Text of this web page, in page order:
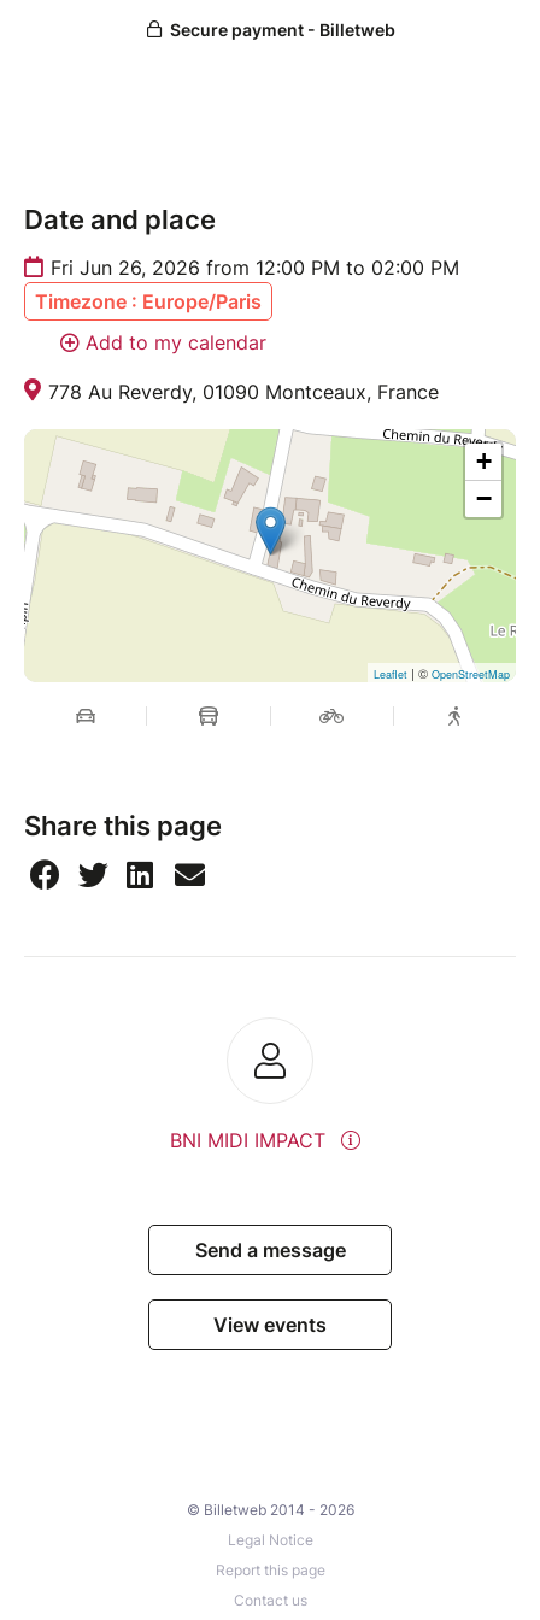
Date and place
Fri Jun 26, 2026 from 12:00 PM to 02:00 PM
Timezone : Europe/Paris
Add to my calendar
778 Au Reverdy, 01090 Montceaux, France
+
−
Leaflet | © OpenStreetMap
Share this page
BNI MIDI IMPACT
Send a message
View events
© Billetweb 2014 - 2026
Legal Notice
Report this page
Contact us